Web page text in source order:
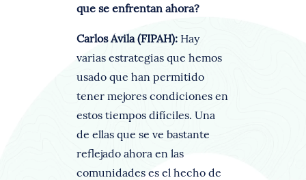
que se enfrentan ahora?
Carlos Ávila (FIPAH): Hay
varias estrategias que hemos
usado que han permitido
tener mejores condiciones en
estos tiempos difíciles. Una
de ellas que se ve bastante
reflejado ahora en las
comunidades es el hecho de